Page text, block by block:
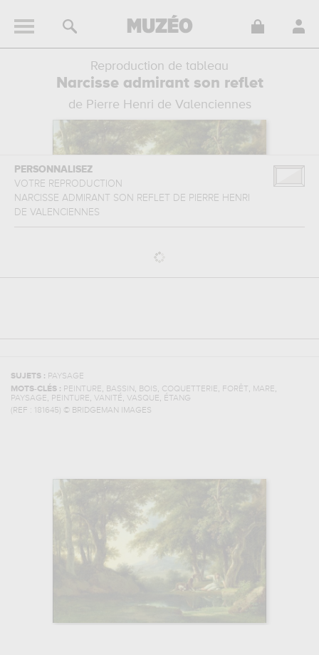
Reproduction de tableau
Narcisse admirant son reflet
de Pierre Henri de Valenciennes
PERSONNALISEZ
VOTRE REPRODUCTION
NARCISSE ADMIRANT SON REFLET
DE PIERRE HENRI
DE VALENCIENNES
SUJETS : PAYSAGE
MOTS-CLÉS : PEINTURE, BASSIN , BOIS, COQUETTERIE, FORÊT, MARE,
PAYSAGE, PEINTURE, VANITÉ, VASQUE, ÉTANG
(REF :
181645) © BRIDGEMAN IMAGES